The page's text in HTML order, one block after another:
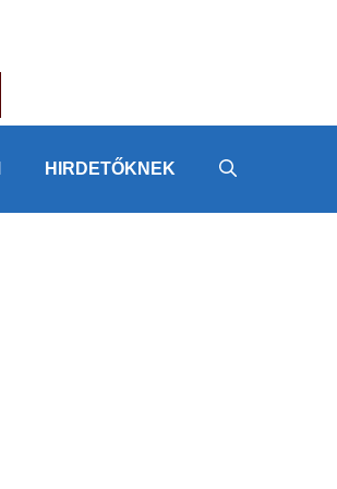
HIRDETŐKNEK